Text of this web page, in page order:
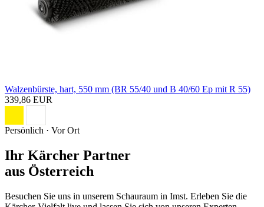
Walzenbürste, hart, 550 mm (BR 55/40 und B 40/60 Ep mit R 55)
339,86 EUR
Persönlich · Vor Ort
Ihr Kärcher Partner
aus Österreich
Besuchen Sie uns in unserem Schauraum in Imst. Erleben Sie die